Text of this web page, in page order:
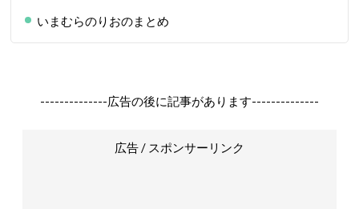
いまむらのりおのまとめ
--------------広告の後に記事があります--------------
広告 / スポンサーリンク